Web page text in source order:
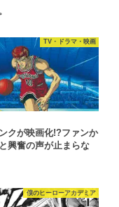
TV・ドラマ・映画
クが映画化!?ファンか
興奮の声が止まらな
僕のヒーローアカデミア